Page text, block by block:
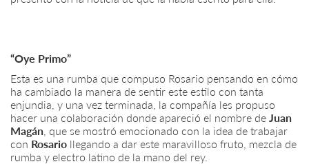
“Oye Primo”
Esta es una rumba que compuso Rosario pensando en cómo
ha cambiado la manera de sentir este estilo con tanta
enjundia, y una vez terminada, la compañía les propuso
hacer una colaboración donde apareció el nombre de Juan
Magán , que se mostró emocionado con la idea de trabajar
con Rosario llegando a dar este maravilloso fruto, mezcla de
rumba y electro latino de la mano del rey.